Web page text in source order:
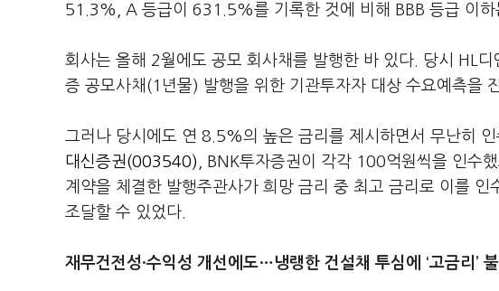
51.3%, A 등급이 631.5%를 기록한 것에 비해 BBB 등급 이
회사는 올해 2월에도 공모 회사채를 발행한 바 있다. 당시 HL
증 공모사채(1년물) 발행을 위한 기관투자자 대상 수요예측을
그러나 당시에도 연 8.5%의 높은 금리를 제시하면서 무난히
대신증권(003540)
, BNK투자증권이 각각 100억원씩을 인수
계약을 체결한 발행주관사가 희망 금리 중 최고 금리로 이를
조달할 수 있었다.
재무건전성·수익성 개선에도…냉랭한 건설채 투심에 ‘고금리’ 불